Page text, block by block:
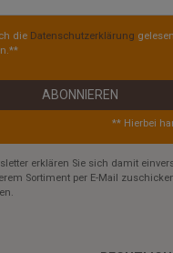
die Daten­schutz­erklärung
ABONNIEREN
** Hierbei
erklären Sie sich damit
Sortiment per E-Mail